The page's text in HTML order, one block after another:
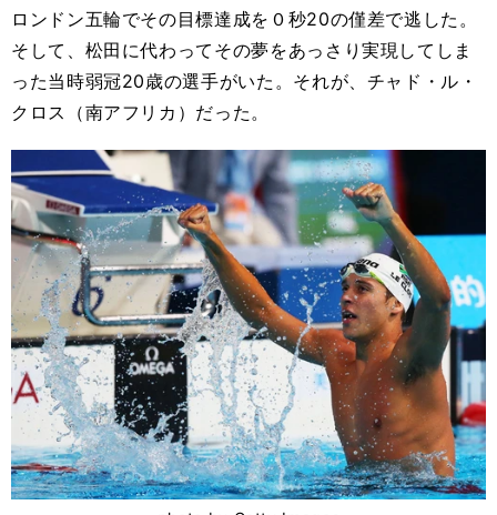
ロンドン五輪でその目標達成を０秒20の僅差で逃した。
そして、松田に代わってその夢をあっさり実現してしま
った当時弱冠20歳の選手がいた。それが、チャド・ル・
クロス（南アフリカ）だった。